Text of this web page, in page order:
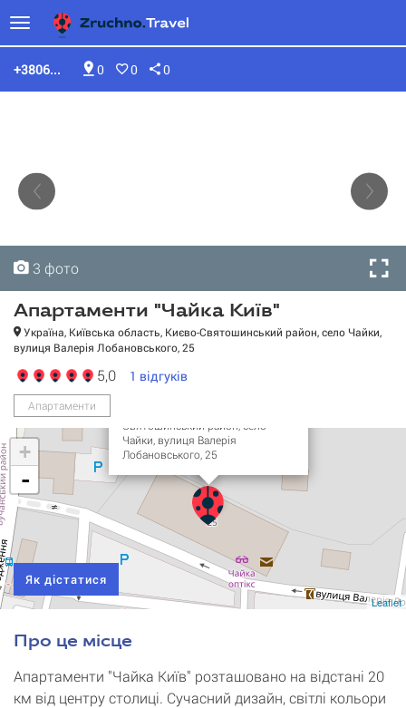
0 0 0
+3806...
3 фото
3 фото
3 фото
Апартаменти "Чайка Київ"
Україна, Київська область, Києво-Святошинський район, село Чайки,
вулиця Валерія Лобановського, 25
5,0 1 відгуків
Апартаменти
Апартаменти "Чайка
Київ"
Святошинський район, село
Чайки, вулиця Валерія
Лобановського, 25
+
-
Leaflet
Як дістатися
Про це місце
Апартаменти "Чайка Київ" розташовано на відстані 20
км від центру столиці. Сучасний дизайн, світлі кольори